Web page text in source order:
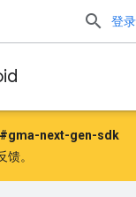
登录
#gma-next-gen-sdk
。